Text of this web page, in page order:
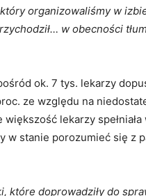
organizowaliśmy w
w obecności
ok. 7 tys. lekarzy
ze względu na
większość lekarzy
w stanie porozumieć się z
które doprowadziły do